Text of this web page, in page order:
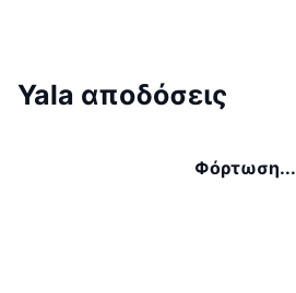
Yala αποδόσεις
Φόρτωση...